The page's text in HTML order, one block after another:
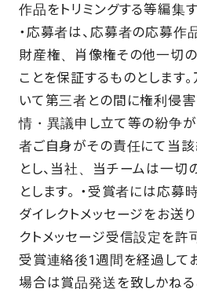
作品をトリミングする等編集
・応募者は、応募者の応募作
財産権、肖像権その他一切
ことを保証するものとします
いて第三者との間に権利侵
情・異議申し立て等の紛争
者ご自身がその責任にて当
とし、当社、当チームは一
とします。 ・受賞者には応募
ダイレクトメッセージをお送
クトメッセージ受信設定を許
受賞連絡後1週間を経過して
場合は賞品発送を致しかねる